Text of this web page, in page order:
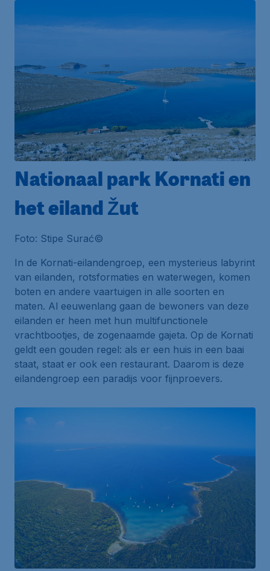
Nationaal park Kornati en
het eiland Žut
Foto: Stipe Surać©
In de Kornati-eilandengroep, een mysterieus labyrint
van eilanden, rotsformaties en waterwegen, komen
boten en andere vaartuigen in alle soorten en
maten. Al eeuwenlang gaan de bewoners van deze
eilanden er heen met hun multifunctionele
vrachtbootjes, de zogenaamde gajeta. Op de Kornati
geldt een gouden regel: als er een huis in een baai
staat, staat er ook een restaurant. Daarom is deze
eilandengroep een paradijs voor fijnproevers.